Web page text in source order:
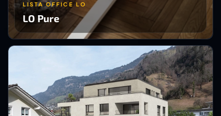
LISTA OFFICE LO
LO Pure